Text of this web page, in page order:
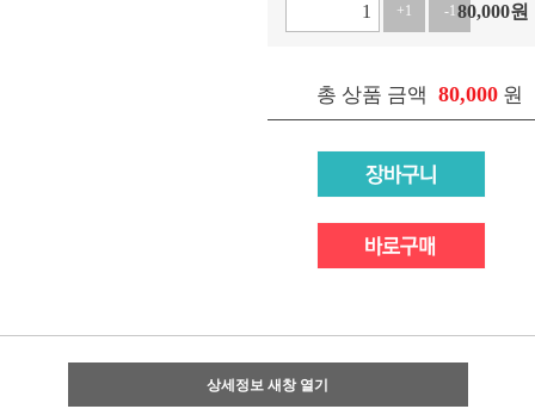
+1 -180,000원
총 상품 금액 80,000 원
상세정보 새창 열기